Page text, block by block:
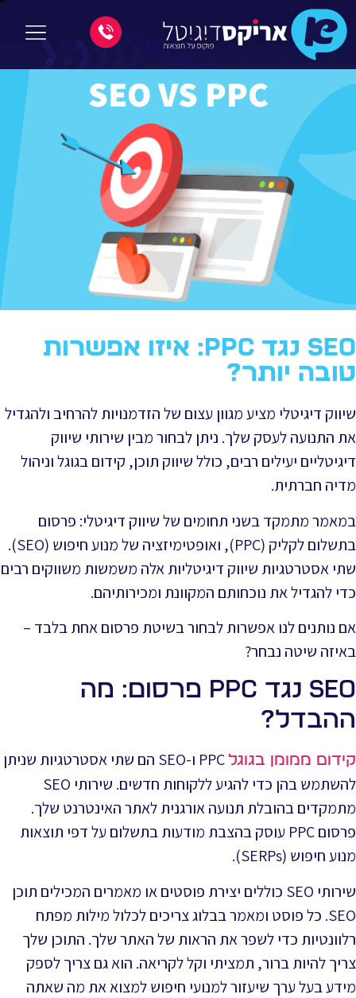
SEO VS PPC
SEO נגד PPC: איזו אפשרות
טובה יותר?
שיווק דיגיטלי מציע מגוון עצום של הזדמנויות להרחיב ולהגדיל
את התנועה לעסק שלך. ניתן לבחור מבין שירותי שיווק
דיגיטליים יעילים רבים, כולל שיווק תוכן, קידום בגוגל וניהול
מדיה חברתית.
במאמר מתמקד בשני תחומים של שיווק דיגיטלי: פרסום
בתשלום לקליק (PPC), ואופטימיזציה של מנוע חיפוש (SEO).
שתי אסטרטגיות שיווק דיגיטליות אלה משמשות משווקים רבים
כדי להגדיל את נוכחותם המקוונת ומכירותיהם.
אם נותנים לנו אפשרות לבחור בשיטת פרסום אחת בלבד –
באיזה שיטה נבחר?
SEO נגד PPC פרסום: מה
ההבדל?
קידום ממומן בגוגל
PPC ו-SEO הם שתי אסטרטגיות שניתן
להשתמש בהן כדי להגיע ללקוחות חדשים. שירותי SEO
מתמקדים בהובלת תנועה אורגנית לאתר האינטרנט שלך.
פרסום PPC עוסק בהצבת מודעות בתשלום על דפי תוצאות
מנוע חיפוש (SERPs).
שירותי SEO כוללים יצירת פוסטים או מאמרים המכילים תוכן
SEO. כל פוסט ומאמר בבלוג צריכים לכלול מילות מפתח
רלוונטיות כדי לשפר את הראות של האתר שלך. התוכן שלך
צריך להיות ברור, תמציתי וקל לקריאה. הוא גם צריך לספק
מידע בעל ערך שיעזור למנועי חיפוש למצוא את מה שאתה